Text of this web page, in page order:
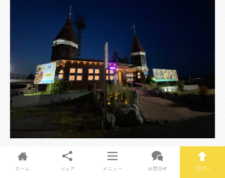
願わくば彼らの記憶にウイグルという名前が残ります
よう。
ホーム シェア メニュー お問合せ TOPへ